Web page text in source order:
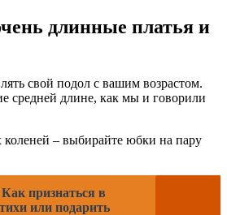
длинные платья и
свой подол с вашим возрастом.
средней длине, как мы и говорили
коленей – выбирайте юбки на пару
Как признаться в
или подарить